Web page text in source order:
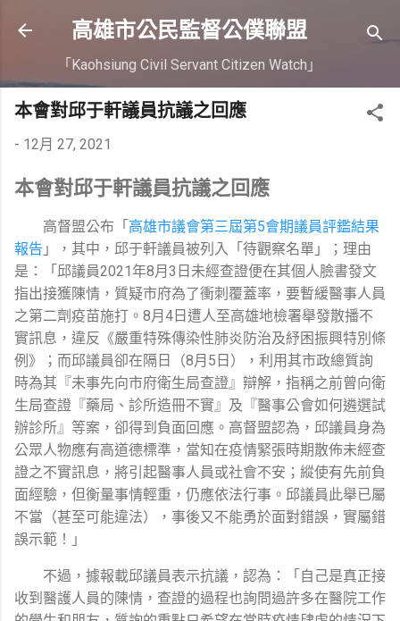
跳到主要內容
高雄市公民監督公僕聯盟
「Kaohsiung Civil Servant Citizen Watch」
本會對邱于軒議員抗議之回應
- 12月 27, 2021
本會對邱于軒議員抗議之回應
高督盟公布「 高雄市議會第三屆第5會期議員評鑑結果
報告 」，其中，邱于軒議員被列入「待觀察名單」；理由
是：「邱議員2021年8月3日未經查證便在其個人臉書發文
指出接獲陳情，質疑市府為了衝刺覆蓋率，要暫緩醫事人員
之第二劑疫苗施打。8月4日遭人至高雄地檢署舉發散播不
實訊息，違反《嚴重特殊傳染性肺炎防治及紓困振興特別條
例》；而邱議員卻在隔日（8月5日），利用其市政總質詢
時為其『未事先向市府衛生局查證』辯解，指稱之前曾向衛
生局查證『藥局、診所造冊不實』及『醫事公會如何遴選試
辦診所』等案，卻得到負面回應。高督盟認為，邱議員身為
公眾人物應有高道德標準，當知在疫情緊張時期散佈未經查
證之不實訊息，將引起醫事人員或社會不安；縱使有先前負
面經驗，但衡量事情輕重，仍應依法行事。邱議員此舉已屬
不當（甚至可能違法），事後又不能勇於面對錯誤，實屬錯
誤示範！」
不過，據報載邱議員表示抗議，認為：「自己是真正接
收到醫護人員的陳情，查證的過程也詢問過許多在醫院工作